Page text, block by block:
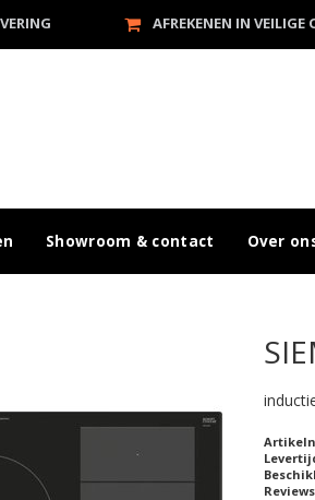
AFREKENEN IN VEILIGE
Showroom & contact Over